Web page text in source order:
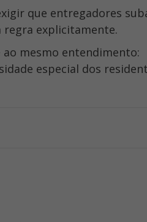
que entregadores
regra explicitamente.
mesmo entendimento:
especial dos